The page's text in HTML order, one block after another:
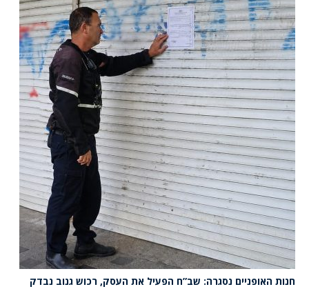
חנות האופניים נסגרה: שב”ח הפעיל את העסק, רכוש גנוב נבדק